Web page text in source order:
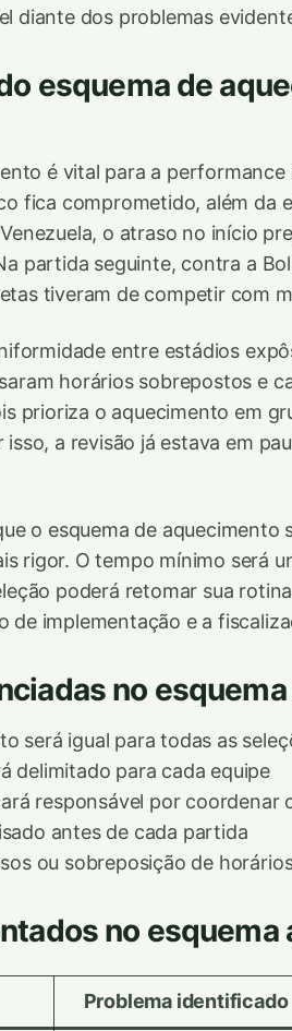
diante dos problemas
esquema de
é vital para a
fica comprometido, além da
o atraso no início
partida seguinte, contra a
tiveram de competir com
entre estádios
horários sobrepostos e
prioriza o aquecimento em
a revisão já estava em
o esquema de aquecimento
rigor. O tempo mínimo será
poderá retomar sua
de implementação e a
no
será igual para todas as
delimitado para cada equipe
responsável por coordenar
antes de cada partida
ou sobreposição de
no esquema
Problema identificado